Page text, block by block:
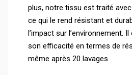
plus, notre tissu est traité
ce qui le rend résistant et
l’impact sur l’environnement.
son efficacité en termes de
même après 20 lavages.